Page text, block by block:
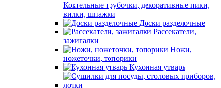
Коктельные трубочки, декоративные пики,
вилки, шпажки
Доски разделочные
Рассекатели,
зажигалки
Ножи,
ножеточки, топорики
Кухонная утварь